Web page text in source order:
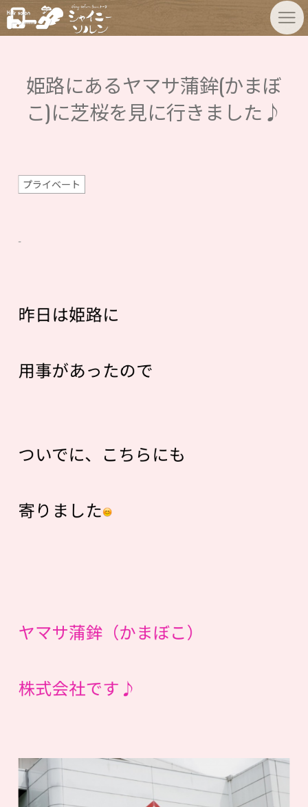
姫路にあるヤマサ蒲鉾(かまぼ
こ)に芝桜を見に行きました♪
プライベート
昨日は姫路に
用事があったので
ついでに、こちらにも
寄りました
ヤマサ蒲鉾（かまぼこ）
株式会社です♪